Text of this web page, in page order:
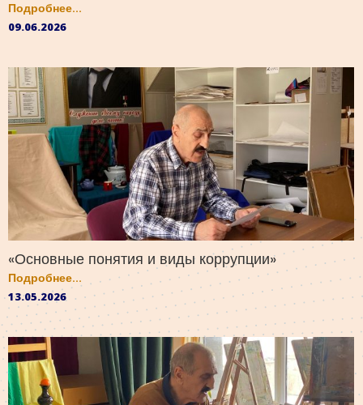
Подробнее...
09.06.2026
«Основные понятия и виды коррупции»
Подробнее...
13.05.2026